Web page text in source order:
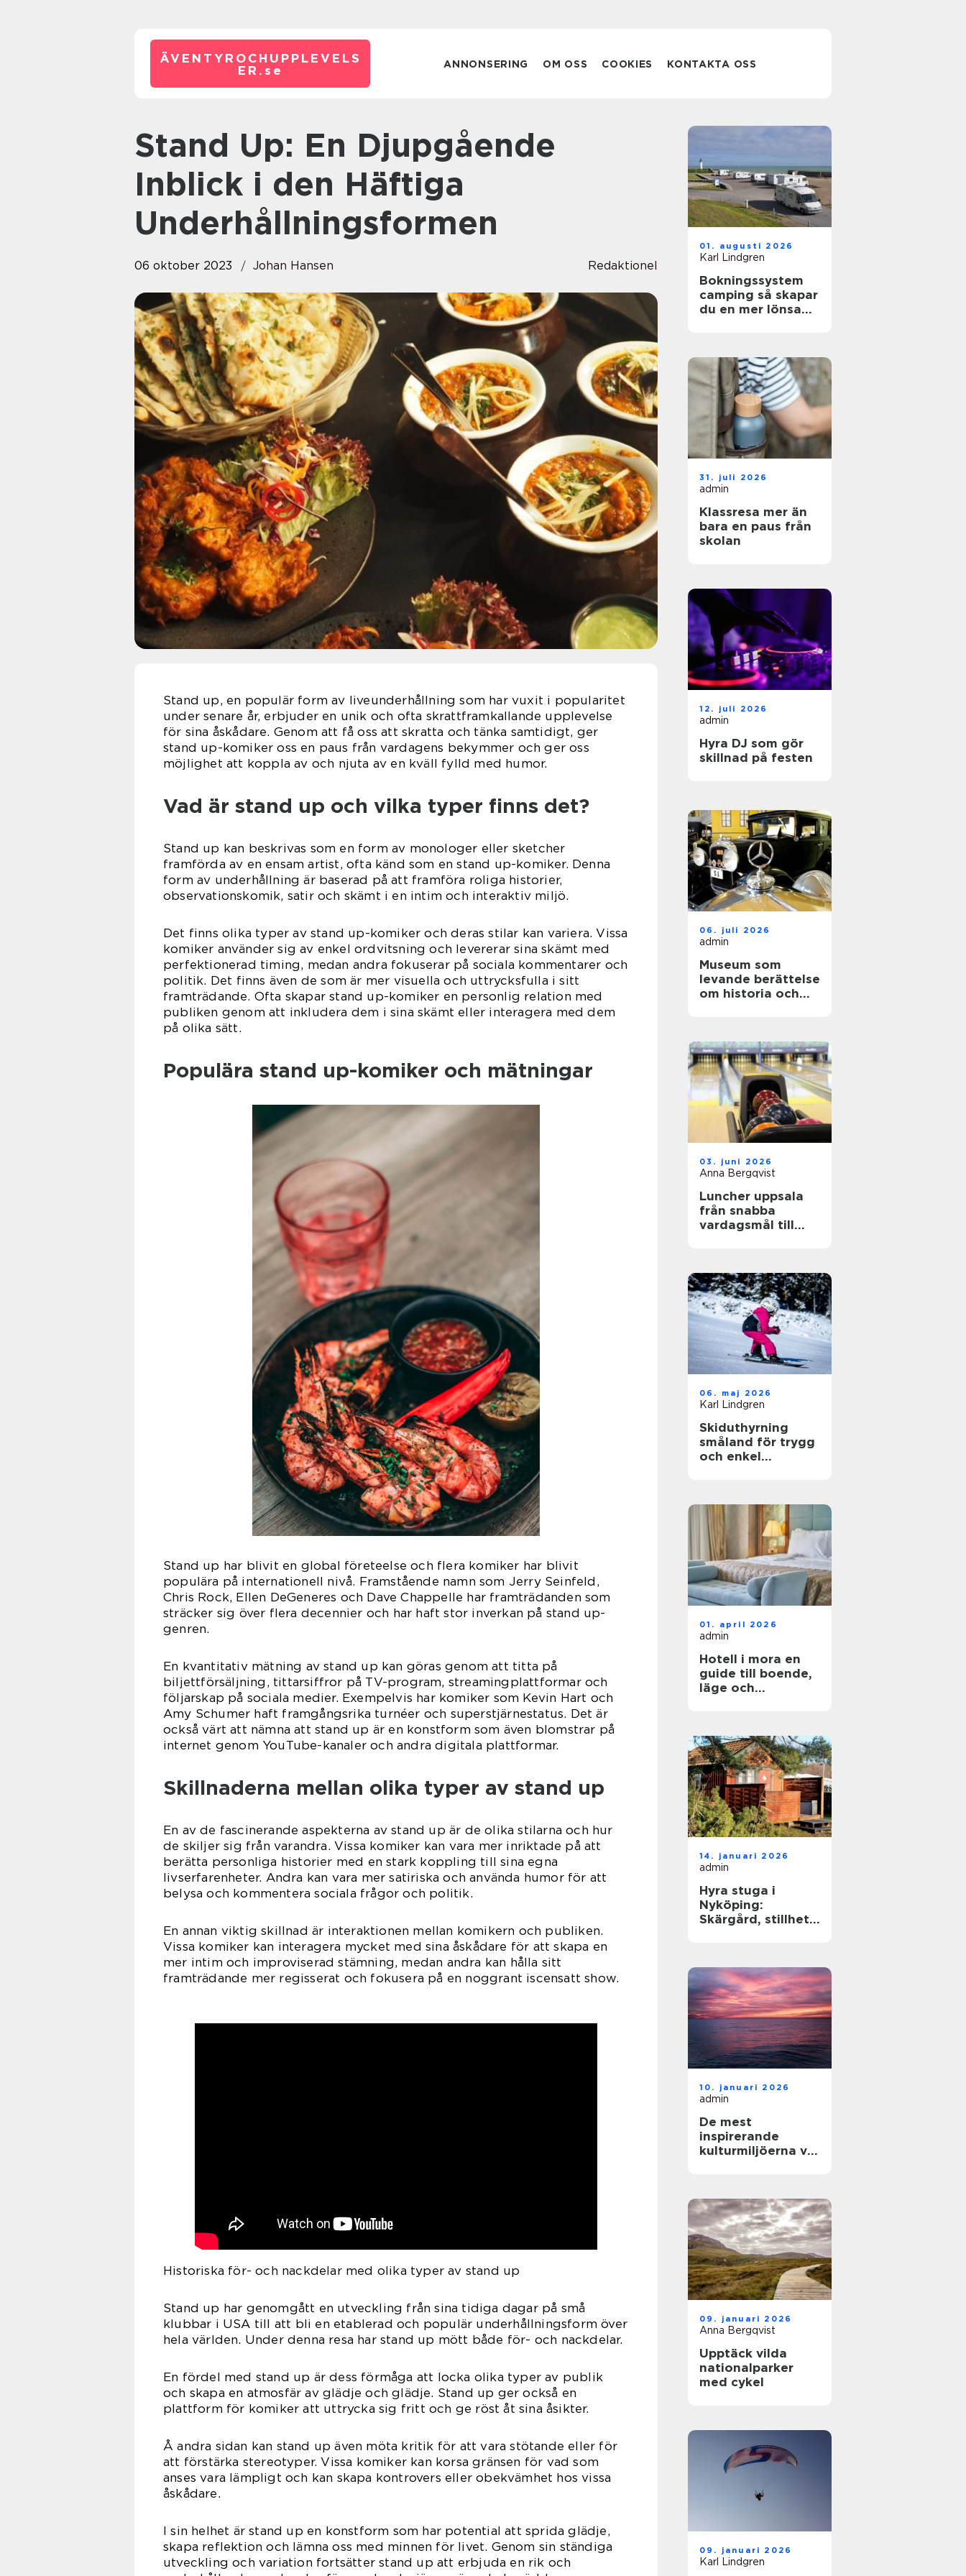
ÄVENTYROCHUPPLEVELS
ER. se ANNONSERING OM OSS COOKIES KONTAKTA OSS
Stand Up: En Djupgående
Inblick i den Häftiga
Underhållningsformen
06 oktober 2023 Johan Hansen Redaktionel
Stand up, en populär form av liveunderhållning som har vuxit i popularitet
under senare år, erbjuder en unik och ofta skrattframkallande upplevelse
för sina åskådare. Genom att få oss att skratta och tänka samtidigt, ger
stand up-komiker oss en paus från vardagens bekymmer och ger oss
möjlighet att koppla av och njuta av en kväll fylld med humor.
Vad är stand up och vilka typer finns det?
Stand up kan beskrivas som en form av monologer eller sketcher
framförda av en ensam artist, ofta känd som en stand up-komiker. Denna
form av underhållning är baserad på att framföra roliga historier,
observationskomik, satir och skämt i en intim och interaktiv miljö.
Det finns olika typer av stand up-komiker och deras stilar kan variera. Vissa
komiker använder sig av enkel ordvitsning och levererar sina skämt med
perfektionerad timing, medan andra fokuserar på sociala kommentarer och
politik. Det finns även de som är mer visuella och uttrycksfulla i sitt
framträdande. Ofta skapar stand up-komiker en personlig relation med
publiken genom att inkludera dem i sina skämt eller interagera med dem
på olika sätt.
Populära stand up-komiker och mätningar
Stand up har blivit en global företeelse och flera komiker har blivit
populära på internationell nivå. Framstående namn som Jerry Seinfeld,
Chris Rock, Ellen DeGeneres och Dave Chappelle har framträdanden som
sträcker sig över flera decennier och har haft stor inverkan på stand up-
genren.
En kvantitativ mätning av stand up kan göras genom att titta på
biljettförsäljning, tittarsiffror på TV-program, streamingplattformar och
följarskap på sociala medier. Exempelvis har komiker som Kevin Hart och
Amy Schumer haft framgångsrika turnéer och superstjärnestatus. Det är
också värt att nämna att stand up är en konstform som även blomstrar på
internet genom YouTube-kanaler och andra digitala plattformar.
Skillnaderna mellan olika typer av stand up
En av de fascinerande aspekterna av stand up är de olika stilarna och hur
de skiljer sig från varandra. Vissa komiker kan vara mer inriktade på att
berätta personliga historier med en stark koppling till sina egna
livserfarenheter. Andra kan vara mer satiriska och använda humor för att
belysa och kommentera sociala frågor och politik.
En annan viktig skillnad är interaktionen mellan komikern och publiken.
Vissa komiker kan interagera mycket med sina åskådare för att skapa en
mer intim och improviserad stämning, medan andra kan hålla sitt
framträdande mer regisserat och fokusera på en noggrant iscensatt show.
Historiska för- och nackdelar med olika typer av stand up
Stand up har genomgått en utveckling från sina tidiga dagar på små
klubbar i USA till att bli en etablerad och populär underhållningsform över
hela världen. Under denna resa har stand up mött både för- och nackdelar.
En fördel med stand up är dess förmåga att locka olika typer av publik
och skapa en atmosfär av glädje och glädje. Stand up ger också en
plattform för komiker att uttrycka sig fritt och ge röst åt sina åsikter.
Å andra sidan kan stand up även möta kritik för att vara stötande eller för
att förstärka stereotyper. Vissa komiker kan korsa gränsen för vad som
anses vara lämpligt och kan skapa kontrovers eller obekvämhet hos vissa
åskådare.
I sin helhet är stand up en konstform som har potential att sprida glädje,
skapa reflektion och lämna oss med minnen för livet. Genom sin ständiga
utveckling och variation fortsätter stand up att erbjuda en rik och
01. augusti 2026
Karl Lindgren
Bokningssystem
camping så skapar
du en mer lönsam
31. juli 2026
admin
Klassresa mer än
bara en paus från
skolan
12. juli 2026
admin
Hyra DJ som gör
skillnad på festen
06. juli 2026
admin
Museum som
levande berättelse
om historia och
03. juni 2026
Anna Bergqvist
Luncher uppsala
från snabba
vardagsmål till
06. maj 2026
Karl Lindgren
Skiduthyrning
småland för trygg
och enkel
01. april 2026
admin
Hotell i mora en
guide till boende,
läge och
14. januari 2026
admin
Hyra stuga i
Nyköping:
Skärgård, stillhet
10. januari 2026
admin
De mest
inspirerande
kulturmiljöerna vid
09. januari 2026
Anna Bergqvist
Upptäck vilda
nationalparker
med cykel
09. januari 2026
Karl Lindgren